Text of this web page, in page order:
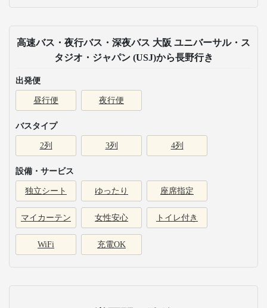
高速バス・夜行バス・深夜バス 大阪 ユニバーサル・ス
タジオ・ジャパン (USJ)から長野行き
出発便
昼行便 夜行便
バスタイプ
2列 3列 4列
設備・サービス
独立シート ゆったり 座席指定
マイカーテン 女性安心 トイレ付き
WiFi 充電OK